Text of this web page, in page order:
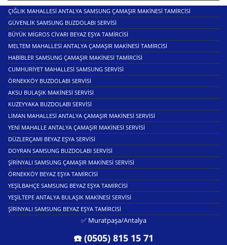
ÇIĞLIK MAHALLESI ANTALYA SAMSUNG ÇAMAŞIR MAKINESI TAMIRCISI
GÜVENLIK SAMSUNG BUZDOLABI SERVISI
BÜYÜK MIGROS CIVARI BEYAZ EŞYA TAMIRCISI
MELTEM MAHALLESI ANTALYA ÇAMAŞIR MAKINESI TAMIRCISI
HABIBLER SAMSUNG ÇAMAŞIR MAKINESI TAMIRCISI
CUMHURIYET MAHALLESI SAMSUNG SERVISI
ÖRNEKKÖY BUZDOLABI SERVISI
AKSU BULAŞIK MAKINESI SERVISI
KUZEYYAKA BUZDOLABI SERVISI
LIMAN MAHALLESI ANTALYA ÇAMAŞIR MAKINESI SERVISI
YENI MAHALLE ANTALYA ÇAMAŞIR MAKINESI SERVISI
DÜZLERÇAMI BEYAZ EŞYA SERVISI
DOYRAN SAMSUNG BUZDOLABI SERVISI
ŞIRINYALI SAMSUNG ÇAMAŞIR MAKINESI SERVISI
ÖRNEKKÖY BEYAZ EŞYA TAMIRCISI
YEŞILBAHÇE SAMSUNG BEYAZ EŞYA TAMIRCISI
YEŞILTEPE ANTALYA BULAŞIK MAKINESI SERVISI
ŞIRINYALI SAMSUNG BEYAZ EŞYA TAMIRCISI
✅ Muratpaşa/Antalya
☎️ (0505) 815 15 71